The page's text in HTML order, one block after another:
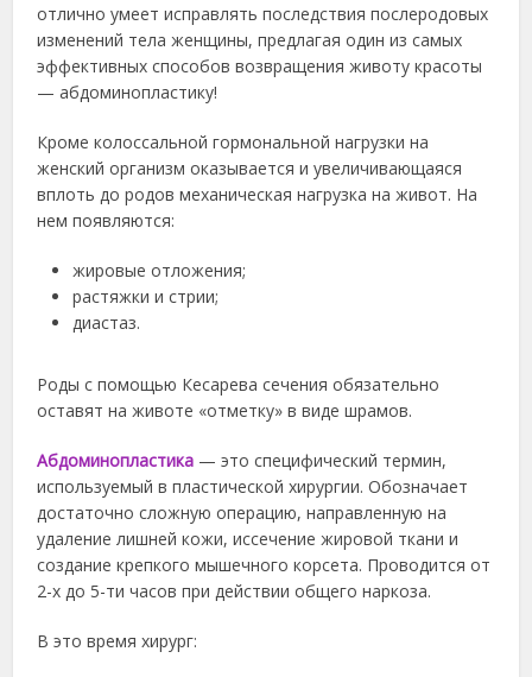
отлично умеет исправлять последствия послеродовых
изменений тела женщины, предлагая один из самых
эффективных способов возвращения животу красоты
— абдоминопластику!
Кроме колоссальной гормональной нагрузки на
женский организм оказывается и увеличивающаяся
вплоть до родов механическая нагрузка на живот. На
нем появляются:
жировые отложения;
растяжки и стрии;
диастаз.
Роды с помощью Кесарева сечения обязательно
оставят на животе «отметку» в виде шрамов.
Абдоминопластика — это специфический термин,
используемый в пластической хирургии. Обозначает
достаточно сложную операцию, направленную на
удаление лишней кожи, иссечение жировой ткани и
создание крепкого мышечного корсета. Проводится от
2-х до 5-ти часов при действии общего наркоза.
В это время хирург: